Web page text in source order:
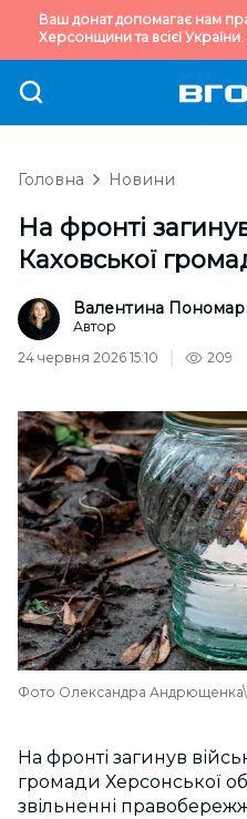
Ваш донат допомагає нам
Херсонщини та всієї України.
Головна Новини
На фронті
Каховської
Валентина
Автор
24 червня 2026 15:10
209
Фото Олександра
На фронті загинув
громади Херсонської
звільненні